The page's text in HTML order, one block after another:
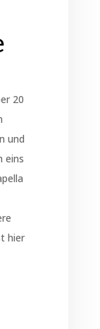
20
und
eins
hier